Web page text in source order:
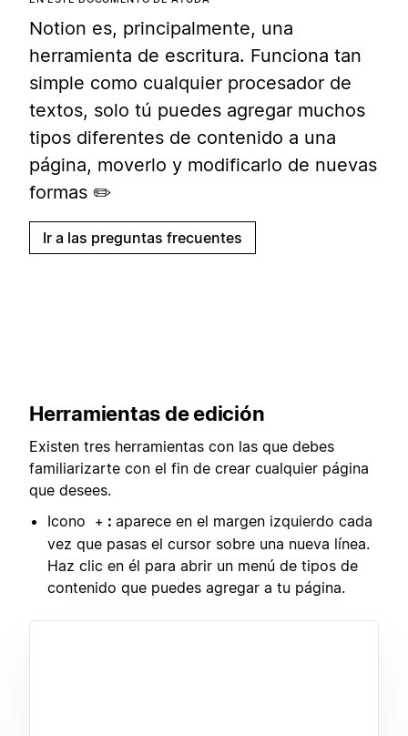
Notion es, principalmente, una
herramienta de escritura. Funciona tan
simple como cualquier procesador de
textos, solo tú puedes agregar muchos
tipos diferentes de contenido a una
página, moverlo y modificarlo de nuevas
formas ✏️
Ir a las preguntas frecuentes
Herramientas de edición
Existen tres herramientas con las que debes
familiarizarte con el fin de crear cualquier página
que desees.
Icono
+ : aparece en el margen izquierdo cada
vez que pasas el cursor sobre una nueva línea.
Haz clic en él para abrir un menú de tipos de
contenido que puedes agregar a tu página.